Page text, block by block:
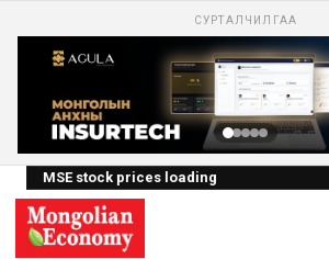
СУРТАЛЧИЛГАА
MSE stock prices loading